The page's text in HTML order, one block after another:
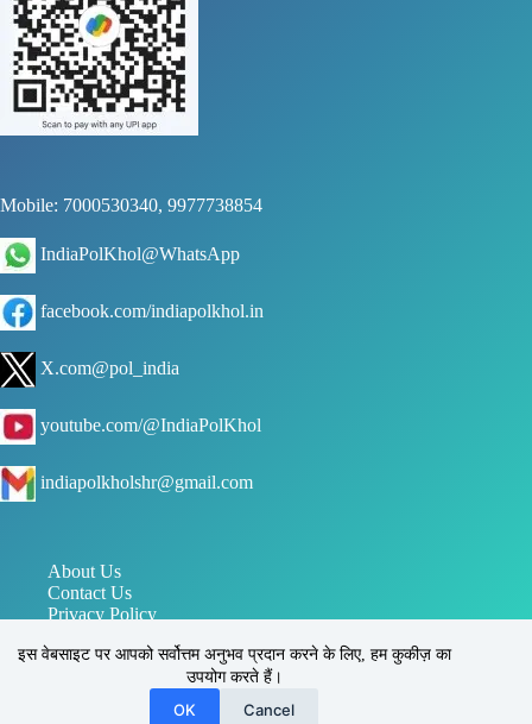
इस वेबसाइट पर आपको सर्वोत्तम अनुभव प्रदान करने के लिए, हम कुकीज़ का
उपयोग करते हैं।
OK Cancel
Mobile: 7000530340, 9977738854
IndiaPolKhol@WhatsApp
facebook.com/indiapolkhol.in
X.com@pol_india
youtube.com/@IndiaPolKhol
indiapolkholshr@gmail.com
About Us
Contact Us
Privacy Policy
पत्र सूचना कार्यालय PIB
इंडिया पोल खोल, सिहोरा, जबलपुर, मध्य प्रदेश, भारत 483225
Reg. No.: UAM - MP24D0031170